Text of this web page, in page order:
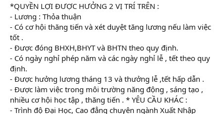
*QUYỀN LỢI ĐƯỢC HƯỞNG 2 VỊ TRÍ TRÊN :
- Lương : Thỏa thuận
- Có cơ hội thăng tiến và xét duyệt tăng lương nếu làm việc
tốt .
- Được đóng BHXH,BHYT và BHTN theo quy định.
- Có ngày nghỉ phép năm và các ngày nghỉ lễ , tết theo quy
định.
- Được hưởng lương tháng 13 và thưởng lễ ,tết hấp dẫn .
- Được làm việc trong môi trường năng động , sáng tạo ,
nhiều cơ hội học tập , thăng tiến . * YÊU CẦU KHÁC :
- Trình độ Đại Học, Cao đẳng chuyên ngành Xuất Nhập